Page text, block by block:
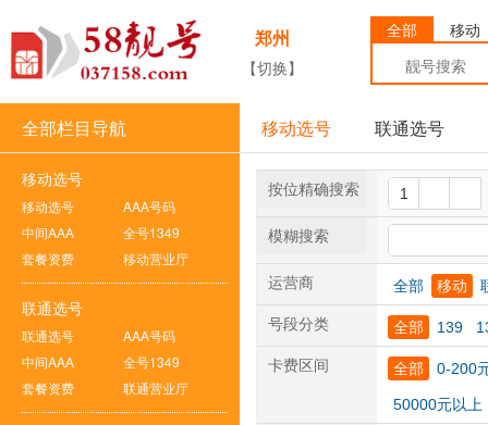
郑州
【切换】
全部 移动
全部栏目导航 移动选号 联通选号
移动选号
移动选号
AAA号码
中间AAA
全号1349
套餐资费
移动营业厅
联通选号
联通选号
AAA号码
中间AAA
全号1349
套餐资费
联通营业厅
按位精确搜索
模糊搜索
运营商 全部 移动
号段分类 全部 139
卡费区间 全部 0-200
50000元以上